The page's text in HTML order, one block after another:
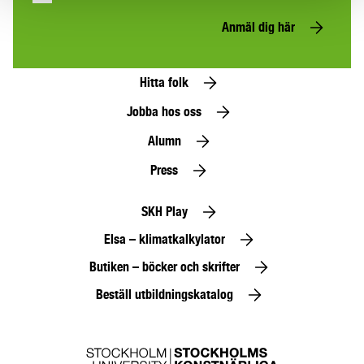
Anmäl dig här
Hitta folk
Jobba hos oss
Alumn
Press
SKH Play
Elsa – klimatkalkylator
Butiken – böcker och skrifter
Beställ utbildningskatalog